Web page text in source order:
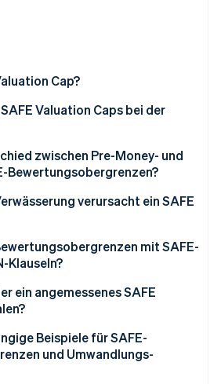
2026
Cap?
Valuation Caps bei der
zwischen Pre-Money- und
Bewertungsobergrenzen?
verursacht ein SAFE
mit SAFE-
Klauseln?
ein angemessenes SAFE
Beispiele für SAFE-
und Umwandlungs-